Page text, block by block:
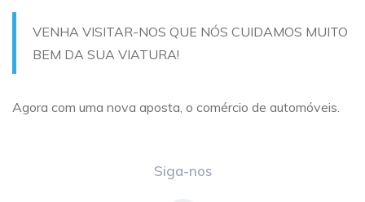
VENHA VISITAR-NOS QUE NÓS CUIDAMOS MUITO
BEM DA SUA VIATURA!
Agora com uma nova aposta, o comércio de automóveis.
Siga-nos